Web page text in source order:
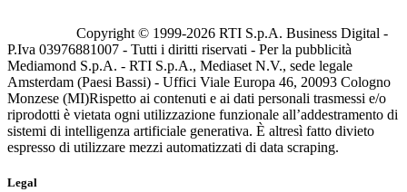
Copyright © 1999-2026 RTI S.p.A. Business Digital -
P.Iva 03976881007 - Tutti i diritti riservati - Per la pubblicità
Mediamond S.p.A. - RTI S.p.A., Mediaset N.V., sede legale
Amsterdam (Paesi Bassi) - Uffici Viale Europa 46, 20093 Cologno
Monzese (MI)Rispetto ai contenuti e ai dati personali trasmessi e/o
riprodotti è vietata ogni utilizzazione funzionale all’addestramento di
sistemi di intelligenza artificiale generativa. È altresì fatto divieto
espresso di utilizzare mezzi automatizzati di data scraping.
Legal